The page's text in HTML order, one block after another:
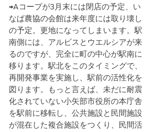
→Aコープが3月末には閉店の予定、い
なば農協の会館は来年度には取り壊し
の予定。更地になってしまいます。駅
南側には、アルビスとウエルシアが来
るのですが、完全に町の中心が駅南に
移ります。駅北をこのタイミングで、
再開発事業を実施し、駅前の活性化を
図ります。もっと言えば、未だに耐震
化されていない小矢部市役所の本庁舎
を駅前に移転し、公共施設と民間施設
が混在した複合施設をつくり、民間活